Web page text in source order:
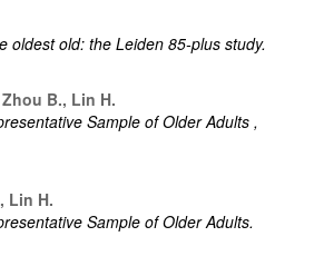
oldest old: the Leiden 85-plus study.
B., Lin H.
Sample of Older Adults ,
Lin H.
Sample of Older Adults.